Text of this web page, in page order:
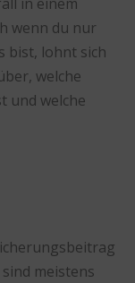
wenn du nur
bist, lohnt sich
welche
und welche
meistens